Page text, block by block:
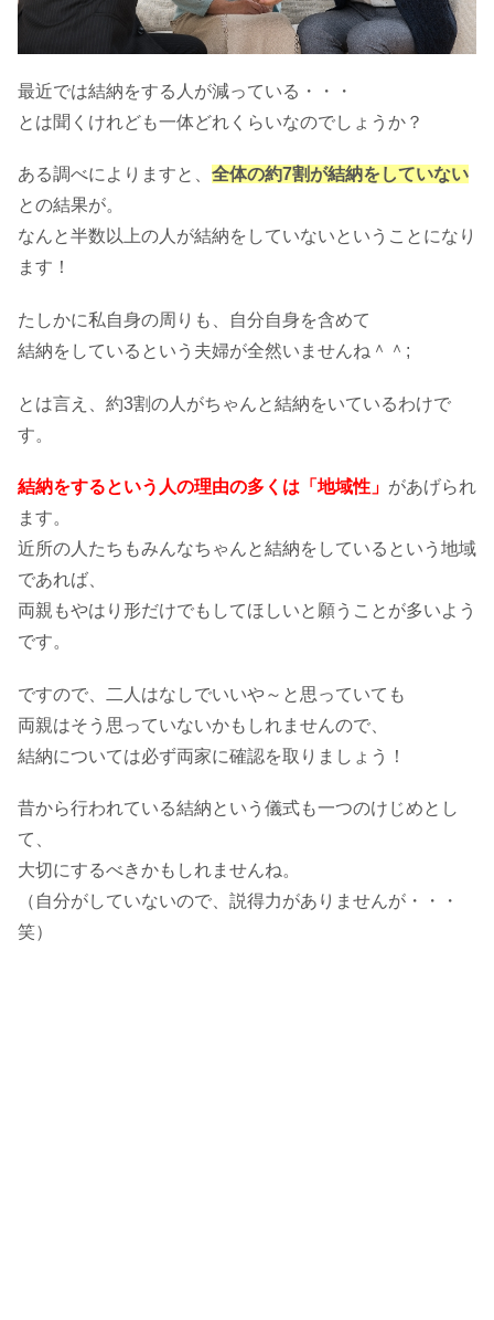
最近では結納をする人が減っている・・・
とは聞くけれども一体どれくらいなのでしょうか？
ある調べによりますと、 全体の約7割が結納をしていない
との結果が。
なんと半数以上の人が結納をしていないということになり
ます！
たしかに私自身の周りも、自分自身を含めて
結納をしているという夫婦が全然いませんね＾＾;
とは言え、約3割の人がちゃんと結納をいているわけで
す。
結納をするという人の理由の多くは「地域性」 があげられ
ます。
近所の人たちもみんなちゃんと結納をしているという地域
であれば、
両親もやはり形だけでもしてほしいと願うことが多いよう
です。
ですので、二人はなしでいいや～と思っていても
両親はそう思っていないかもしれませんので、
結納については必ず両家に確認を取りましょう！
昔から行われている結納という儀式も一つのけじめとし
て、
大切にするべきかもしれませんね。
（自分がしていないので、説得力がありませんが・・・
笑）